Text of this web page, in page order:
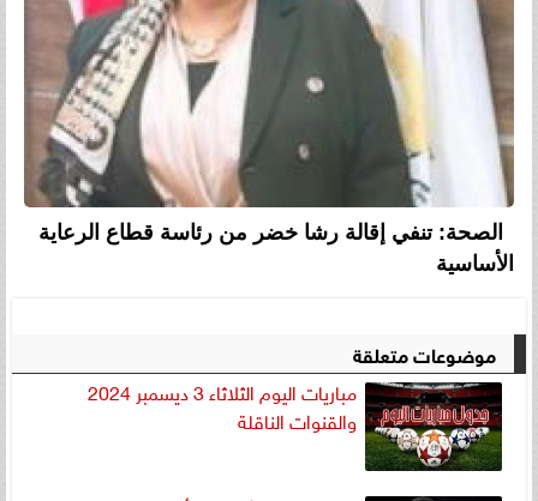
الصحة: تنفي إقالة رشا خضر من رئاسة قطاع الرعاية
الأساسية
موضوعات متعلقة
مباريات اليوم الثلاثاء 3 ديسمبر 2024
والقنوات الناقلة